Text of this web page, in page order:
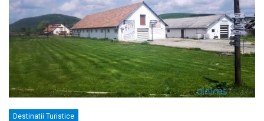
Destinatii Turistice